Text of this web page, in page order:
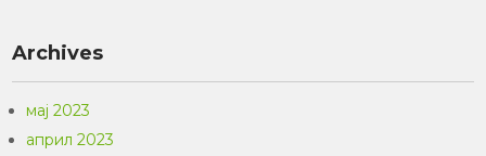
Archives
мај 2023
април 2023